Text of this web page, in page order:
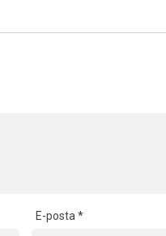
E-posta *